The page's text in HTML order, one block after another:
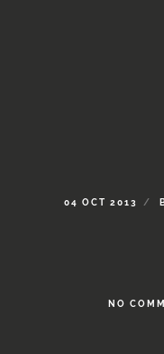
04 OCT 2013
NO